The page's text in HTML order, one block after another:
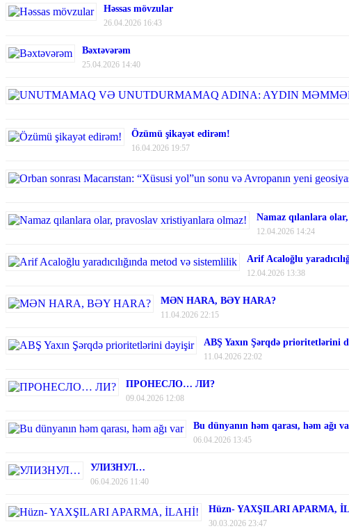
Həssas mövzular
26.04.2026 16:43
Bəxtəvərəm
25.04.2026 14:40
Özümü şikayət edirəm!
16.04.2026 19:57
Namaz qılanlara
12.04.2026 14:24
Arif Acaloğlu
12.04.2026 13:38
MƏN HARA, BƏY HARA?
11.04.2026 22:15
ABŞ Yaxın Şərqdə prioritetlərini
11.04.2026 22:02
ПРОНЕСЛО… ЛИ?
09.04.2026 12:08
Bu dünyanın həm qarası, həm ağı
06.04.2026 13:45
УЛИЗНУЛ…
06.04.2026 11:40
Hüzn- YAXŞILARI APARMA,
30.03.2026 23:47